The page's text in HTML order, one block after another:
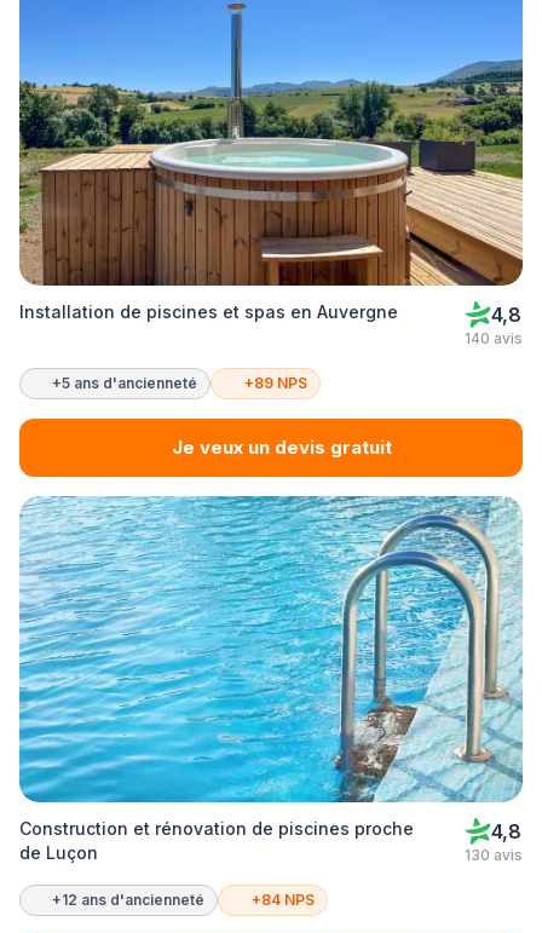
Installation de piscines et spas en Auvergne 4,8
140 avis
+5 ans d'ancienneté +89 NPS
Je veux un devis gratuit
Construction et rénovation de piscines proche
de Luçon
4,8
130 avis
+12 ans d'ancienneté +84 NPS